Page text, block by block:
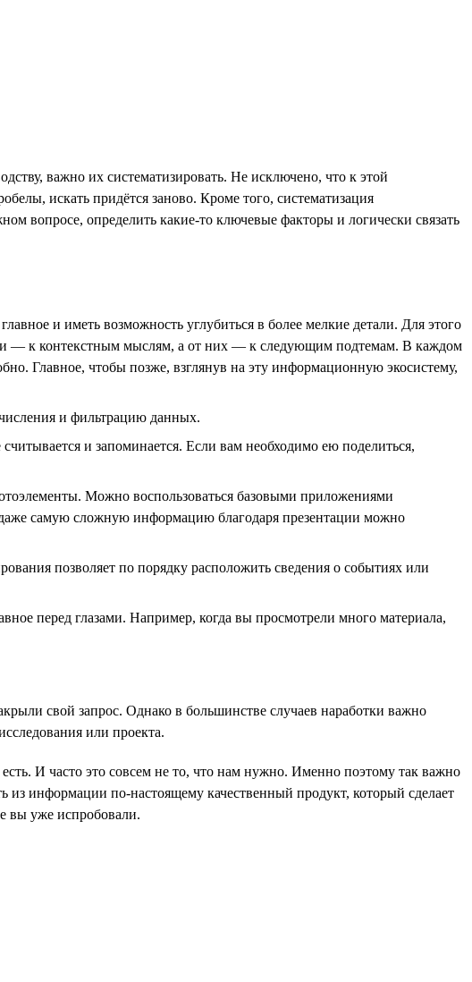
важно их систематизировать. Не исключено, что к этой
искать придётся заново. Кроме того, систематизация
вопросе, определить какие-то ключевые факторы и логически связать
и иметь возможность углубиться в более мелкие детали. Для этого
— к контекстным мыслям, а от них — к следующим подтемам. В каждом
Главное, чтобы позже, взглянув на эту информационную экосистему,
и фильтрацию данных.
и запоминается. Если вам необходимо ею поделиться,
Можно воспользоваться базовыми приложениями
самую сложную информацию благодаря презентации можно
позволяет по порядку расположить сведения о событиях или
перед глазами. Например, когда вы просмотрели много материала,
свой запрос. Однако в большинстве случаев наработки важно
или проекта.
И часто это совсем не то, что нам нужно. Именно поэтому так важно
из информации по-настоящему качественный продукт, который сделает
вы уже испробовали.